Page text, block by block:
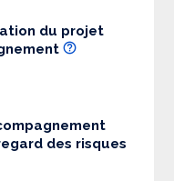
du projet
des risques